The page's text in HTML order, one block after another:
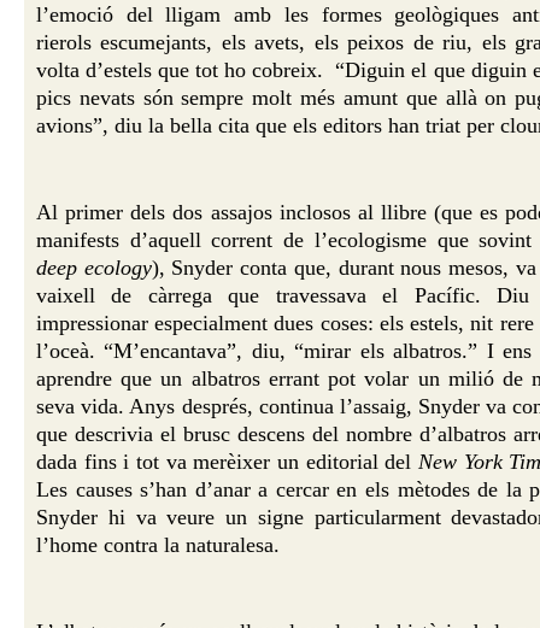
l’emoció del lligam amb les formes geològiques
rierols escumejants, els avets, els peixos de riu, els
volta d’estels que tot ho cobreix. “Diguin el que diguin
pics nevats són sempre molt més amunt que allà on
avions”, diu la bella cita que els editors han triat per
Al primer dels dos assajos inclosos al llibre (que es
manifests d’aquell corrent de l’ecologisme que sovint
deep ecology), Snyder conta que, durant nous mesos,
vaixell de càrrega que travessava el Pacífic.
impressionar especialment dues coses: els estels, nit
l’oceà. “M’encantava”, diu, “mirar els albatros.” I
aprendre que un albatros errant pot volar un milió de
seva vida. Anys després, continua l’assaig, Snyder va
que descrivia el brusc descens del nombre d’albatros
dada fins i tot va merèixer un editorial del New York
Les causes s’han d’anar a cercar en els mètodes de la
Snyder hi va veure un signe particularment
l’home contra la naturalesa.